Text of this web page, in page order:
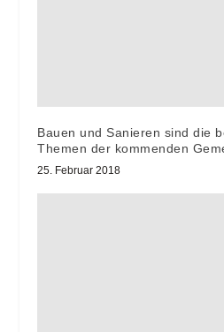
Bauen und Sanieren sind die
Themen der kommenden
25. Februar 2018